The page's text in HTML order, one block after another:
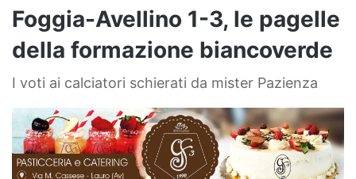
Foggia-Avellino 1-3, le pagelle
della formazione biancoverde
I voti ai calciatori schierati da mister Pazienza